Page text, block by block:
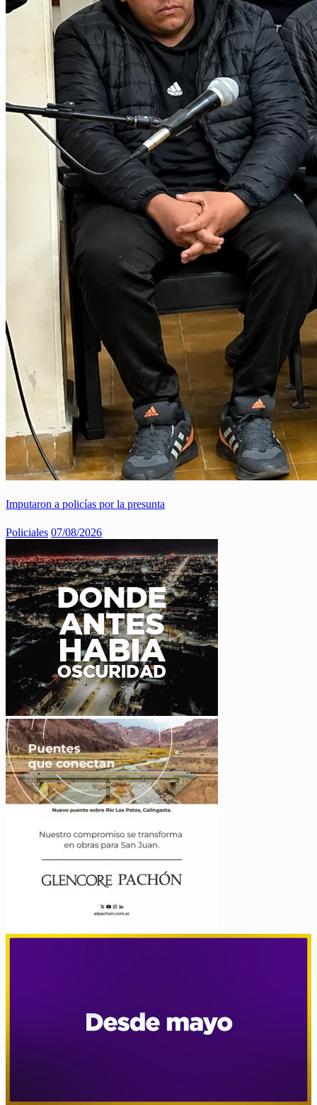
Imputaron a policías por la presunta
Policiales 07/08/2026